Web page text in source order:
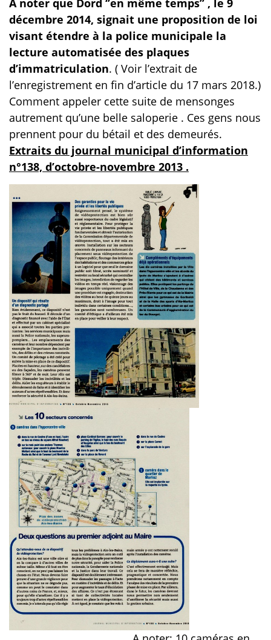
A noter que Dord ‘’en même temps’’ , le 9
décembre 2014, signait une proposition de loi
visant étendre à la police municipale la
lecture automatisée des plaques
d’immatriculation. ( Voir l’extrait de
l’enregistrement en fin d’article du 17 mars 2018.)
Comment appeler cette suite de mensonges
autrement qu’une belle saloperie . Ces gens nous
prennent pour du bétail et des demeurés.
Extraits du journal municipal d’information
n°138, d’octobre-novembre 2013 .